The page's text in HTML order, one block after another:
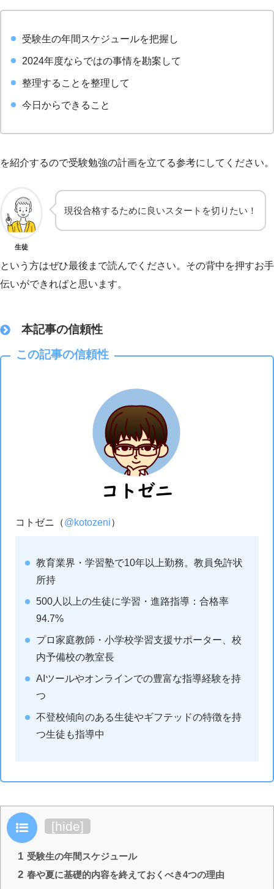
受験生の年間スケジュールを把握し
2024年度ならではの事情を勘案して
整理することを整理して
今日からできること
を紹介するので受験勉強の計画を立てる参考にしてください。
生徒
現役合格するために良いスタートを切りたい！
という方はぜひ最後まで読んでください。その背中を押すお手
伝いができればと思います。
本記事の信頼性
この記事の信頼性
コトゼニ（@kotozeni）
教育業界・学習塾で10年以上勤務。教員免許状
所持
500人以上の生徒に学習・進路指導：合格率
94.7%
プロ家庭教師・小学校学習支援サポーター、校
内予備校の教室長
AIツールやオンラインでの豊富な指導経験を持
つ
不登校傾向のある生徒やギフテッドの特徴を持
つ生徒も指導中
目次 [hide]
1 受験生の年間スケジュール
2 春や夏に基礎的内容を終えておくべき4つの理由